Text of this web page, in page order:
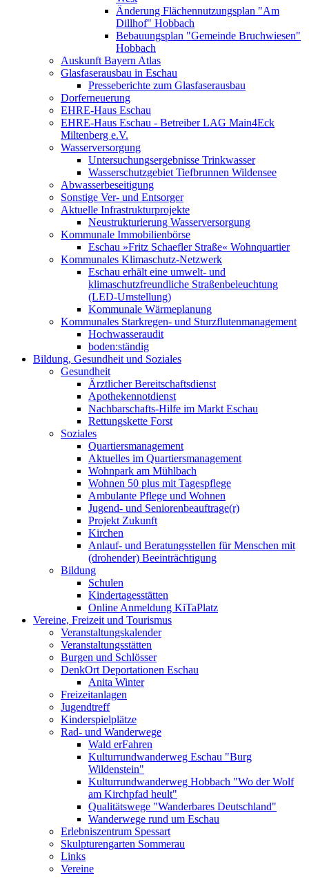
Änderung Flächennutzungsplan "Am
Dillhof" Hobbach
Bebauungsplan "Gemeinde Bruchwiesen"
Hobbach
Auskunft Bayern Atlas
Glasfaserausbau in Eschau
Presseberichte zum Glasfaserausbau
Dorferneuerung
EHRE-Haus Eschau
EHRE-Haus Eschau - Betreiber LAG Main4Eck
Miltenberg e.V.
Wasserversorgung
Untersuchungsergebnisse Trinkwasser
Wasserschutzgebiet Tiefbrunnen Wildensee
Abwasserbeseitigung
Sonstige Ver- und Entsorger
Aktuelle Infrastrukturprojekte
Neustrukturierung Wasserversorgung
Kommunale Immobilienbörse
Eschau »Fritz Schaefler Straße« Wohnquartier
Kommunales Klimaschutz-Netzwerk
Eschau erhält eine umwelt- und
klimaschutzfreundliche Straßenbeleuchtung
(LED-Umstellung)
Kommunale Wärmeplanung
Kommunales Starkregen- und Sturzflutenmanagement
Hochwasseraudit
boden:ständig
Bildung, Gesundheit und Soziales
Gesundheit
Ärztlicher Bereitschaftsdienst
Apothekennotdienst
Nachbarschafts-Hilfe im Markt Eschau
Rettungskette Forst
Soziales
Quartiersmanagement
Aktuelles im Quartiersmanagement
Wohnpark am Mühlbach
Wohnen 50 plus mit Tagespflege
Ambulante Pflege und Wohnen
Jugend- und Seniorenbeauftrage(r)
Projekt Zukunft
Kirchen
Anlauf- und Beratungsstellen für Menschen mit
(drohender) Beeinträchtigung
Bildung
Schulen
Kindertagesstätten
Online Anmeldung KiTaPlatz
Vereine, Freizeit und Tourismus
Veranstaltungskalender
Veranstaltungsstätten
Burgen und Schlösser
DenkOrt Deportationen Eschau
Anita Winter
Freizeitanlagen
Jugendtreff
Kinderspielplätze
Rad- und Wanderwege
Wald erFahren
Kulturrundwanderweg Eschau "Burg
Wildenstein"
Kulturrundwanderweg Hobbach "Wo der Wolf
am Kirchpfad heult"
Qualitätswege "Wanderbares Deutschland"
Wanderwege rund um Eschau
Erlebniszentrum Spessart
Skulpturengarten Sommerau
Links
Vereine